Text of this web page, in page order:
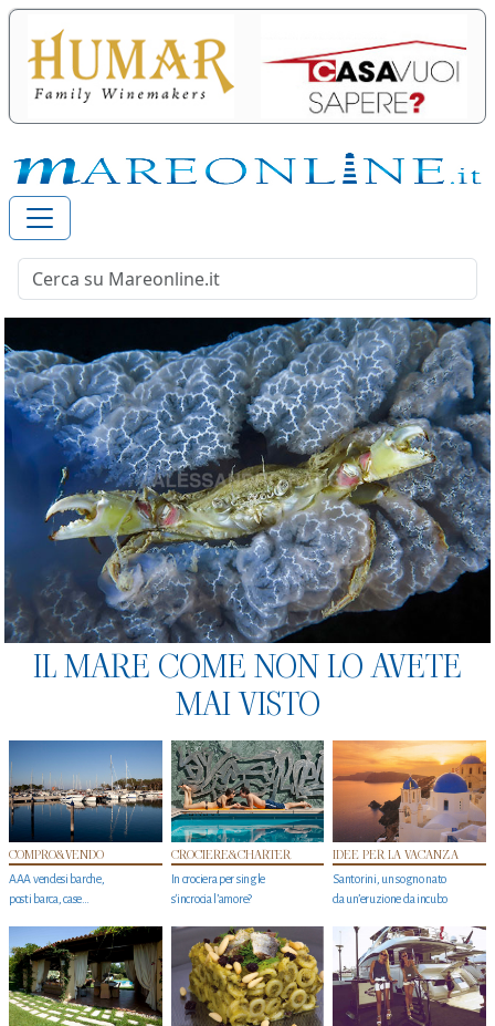
IL MARE COME NON LO AVETE
MAI VISTO
COMPRO&VENDO
AAA vendesi barche,
posti barca, case…
CROCIERE&CHARTER
In crociera per single
s'incrocia l’amore?
IDEE PER LA VACANZA
Santorini, un sogno nato
da un’eruzione da incubo